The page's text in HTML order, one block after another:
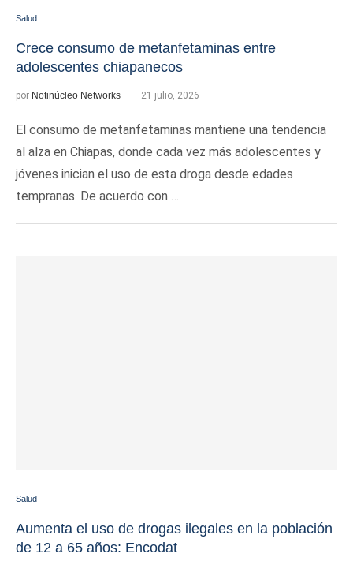
Salud
Crece consumo de metanfetaminas entre
adolescentes chiapanecos
por Notinúcleo Networks 21 julio, 2026
El consumo de metanfetaminas mantiene una tendencia
al alza en Chiapas, donde cada vez más adolescentes y
jóvenes inician el uso de esta droga desde edades
tempranas. De acuerdo con …
Salud
Aumenta el uso de drogas ilegales en la población
de 12 a 65 años: Encodat